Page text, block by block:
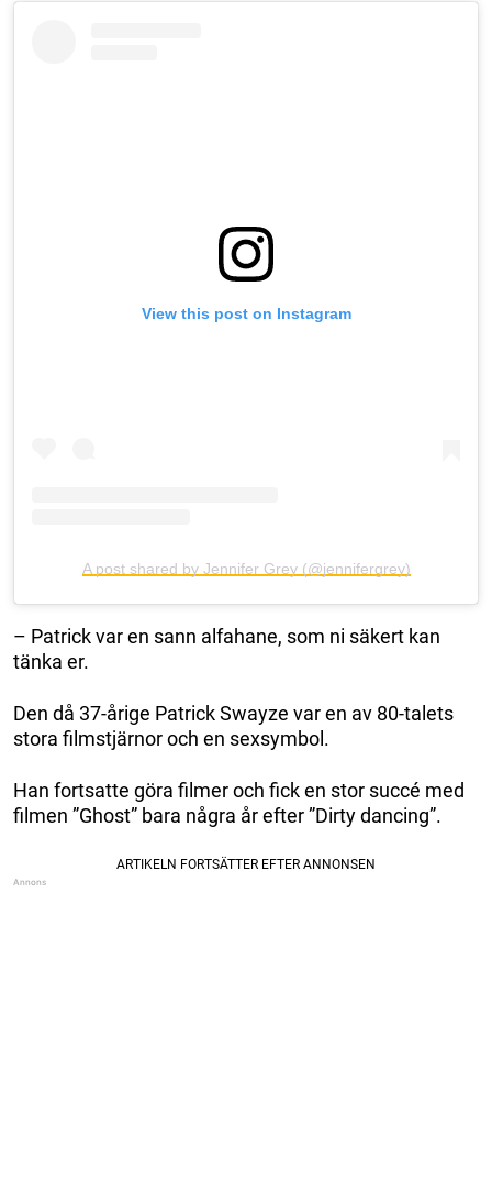
View this post on Instagram
A post shared by Jennifer Grey (@jennifergrey)
– Patrick var en sann alfahane, som ni säkert kan
tänka er.
Den då 37-årige Patrick Swayze var en av 80-talets
stora filmstjärnor och en sexsymbol.
Han fortsatte göra filmer och fick en stor succé med
filmen ”Ghost” bara några år efter ”Dirty dancing”.